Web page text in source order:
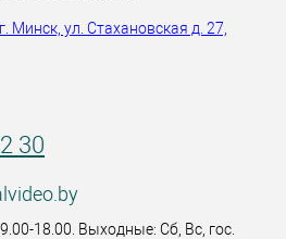
Минск, ул. Стахановская д. 27,
30
18.00. Выходные: Сб, Вс, гос.